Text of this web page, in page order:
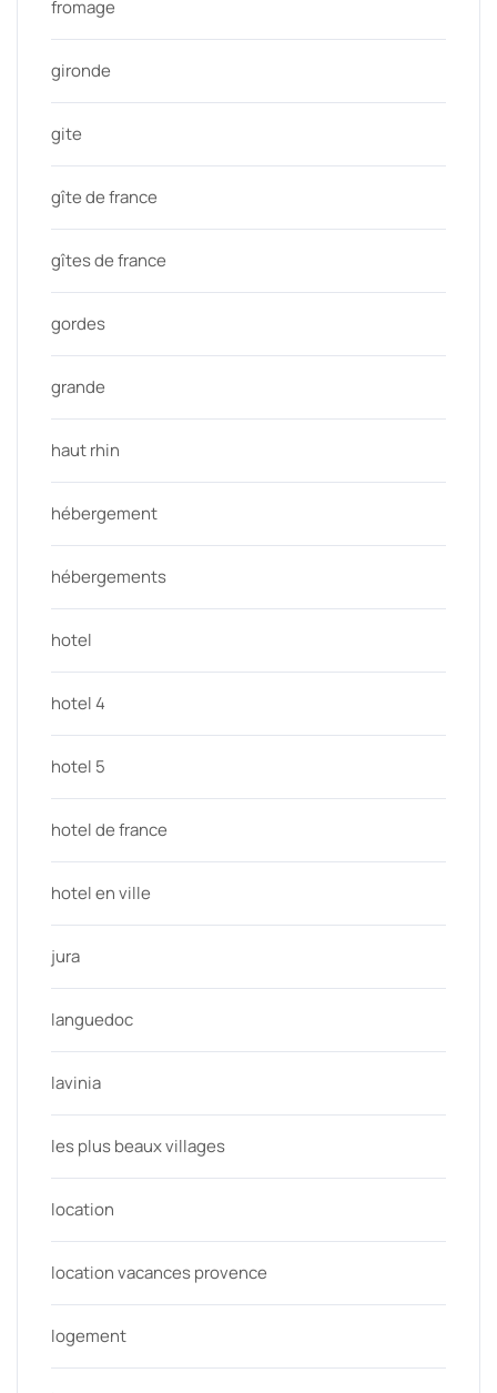
fromage
gironde
gite
gîte de france
gîtes de france
gordes
grande
haut rhin
hébergement
hébergements
hotel
hotel 4
hotel 5
hotel de france
hotel en ville
jura
languedoc
lavinia
les plus beaux villages
location
location vacances provence
logement